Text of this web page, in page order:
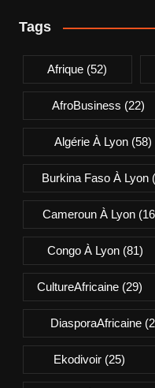
Tags
Afrique (52)
AfroBusiness (22)
Algérie À Lyon (58)
Burkina Faso À Lyon
Cameroun À Lyon
Congo À Lyon(81)
CultureAfricaine (29)
DiasporaAfricaine
Ekodivoir (25)